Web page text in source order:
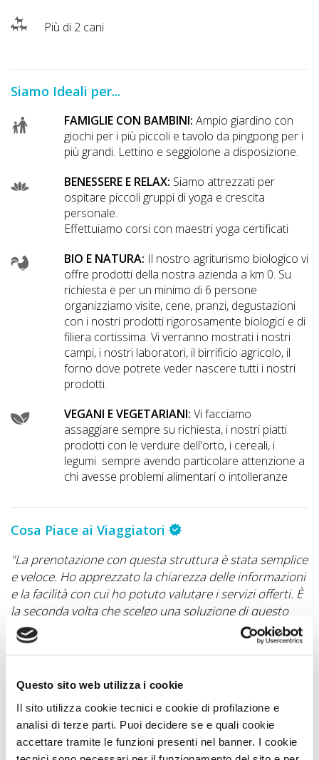
Questo sito web utilizza i cookie
Il sito utilizza cookie tecnici e cookie di profilazione e
analisi di terze parti. Puoi decidere se e quali cookie
accettare tramite le funzioni presenti nel banner. I cookie
Più di 2 cani
Siamo Ideali per...
FAMIGLIE CON BAMBINI: Ampio giardino con
giochi per i più piccoli e tavolo da pingpong per i
più grandi. Lettino e seggiolone a disposizione.
BENESSERE E RELAX: Siamo attrezzati per
ospitare piccoli gruppi di yoga e crescita
personale.
Effettuiamo corsi con maestri yoga certificati
BIO E NATURA: Il nostro agriturismo biologico vi
offre prodotti della nostra azienda a km 0. Su
richiesta e per un minimo di 6 persone
organizziamo visite, cene, pranzi, degustazioni
con i nostri prodotti rigorosamente biologici e di
filiera cortissima. Vi verranno mostrati i nostri
campi, i nostri laboratori, il birrificio agricolo, il
forno dove potrete veder nascere tutti i nostri
prodotti.
VEGANI E VEGETARIANI: Vi facciamo
assaggiare sempre su richiesta, i nostri piatti
prodotti con le verdure dell'orto, i cereali, i
legumi sempre avendo particolare attenzione a
chi avesse problemi alimentari o intolleranze
Cosa Piace ai Viaggiatori
"La prenotazione con questa struttura è stata semplice
e veloce. Ho apprezzato la chiarezza delle informazioni
e la facilità con cui ho potuto valutare i servizi offerti. È
la seconda volta che scelgo una soluzione di questo
tipo e anche questa esperienza è stata molto positiva.
La struttura si è dimostrata accogliente e ben
dalla fase di prenotazione."
M.R.